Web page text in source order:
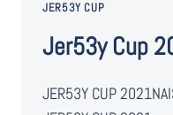
JER53Y CUP
Jer53y Cup
JER53Y CUP